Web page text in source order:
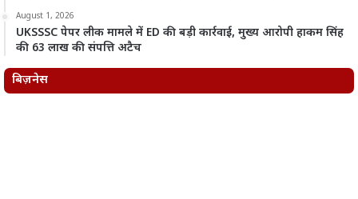
August 1, 2026
UKSSSC पेपर लीक मामले में ED की बड़ी कार्रवाई, मुख्य आरोपी हाकम सिंह
की 63 लाख की संपत्ति अटैच
बिज़नेस